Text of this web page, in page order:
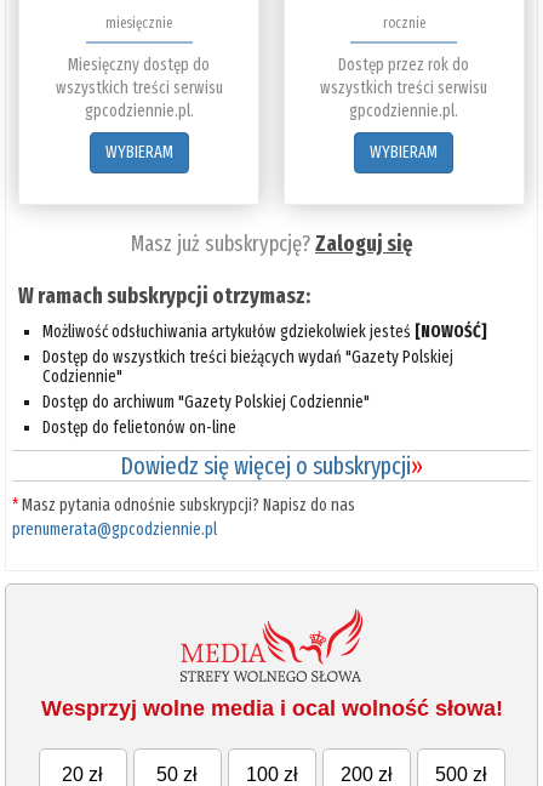
miesięcznie
Miesięczny dostęp do
wszystkich treści serwisu
gpcodziennie.pl.
WYBIERAM
rocznie
Dostęp przez rok do
wszystkich treści serwisu
gpcodziennie.pl.
WYBIERAM
Masz już subskrypcję?Zaloguj się
W ramach subskrypcji otrzymasz:
Możliwość odsłuchiwania artykułów gdziekolwiek jesteś [NOWOŚĆ]
Dostęp do wszystkich treści bieżących wydań "Gazety Polskiej
Codziennie"
Dostęp do archiwum "Gazety Polskiej Codziennie"
Dostęp do felietonów on-line
Dowiedz się więcej o subskrypcji»
*Masz pytania odnośnie subskrypcji? Napisz do nas
prenumerata@gpcodziennie.pl
Wesprzyj wolne media i ocal wolność słowa!
20 zł 50 zł 100 zł 200 zł 500 zł